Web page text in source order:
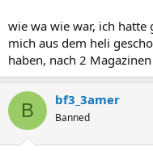
wie wa wie war, ich hatte
mich aus dem heli
haben, nach 2
B bf3_3amer
Banned